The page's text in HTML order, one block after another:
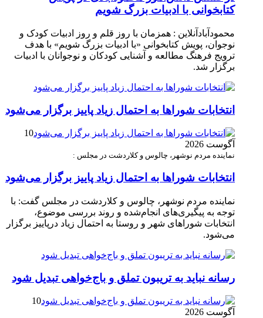
کتابخوانی با ادبیات بزرگ شویم
محمودآبادآنلاین : همزمان با روز قلم و روز ادبیات کودک و
نوجوان، پویش کتابخوانی «با ادبیات بزرگ شویم» با هدف
ترویج فرهنگ مطالعه و آشنایی کودکان و نوجوانان با ادبیات
برگزار شد.
انتخابات شوراها به احتمال زیاد پاییز برگزار می‌شود
10
آگوست 2026
نماینده مردم نوشهر، چالوس و کلاردشت در مجلس :
انتخابات شوراها به احتمال زیاد پاییز برگزار می‌شود
نماینده مردم نوشهر، چالوس و کلاردشت در مجلس گفت: با
توجه به پیگیری‌های انجام‌شده و روند بررسی موضوع،
انتخابات شوراهای شهر و روستا به احتمال زیاد درپاییز برگزار
می‌شود.
رسانه نباید به تریبون تملق و باج‌خواهی تبدیل شود
10
آگوست 2026